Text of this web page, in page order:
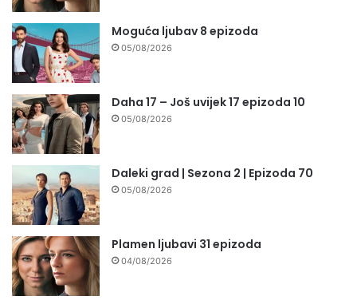
Moguća ljubav 8 epizoda
05/08/2026
Daha 17 – Još uvijek 17 epizoda 10
05/08/2026
Daleki grad | Sezona 2 | Epizoda 70
05/08/2026
Plamen ljubavi 31 epizoda
04/08/2026